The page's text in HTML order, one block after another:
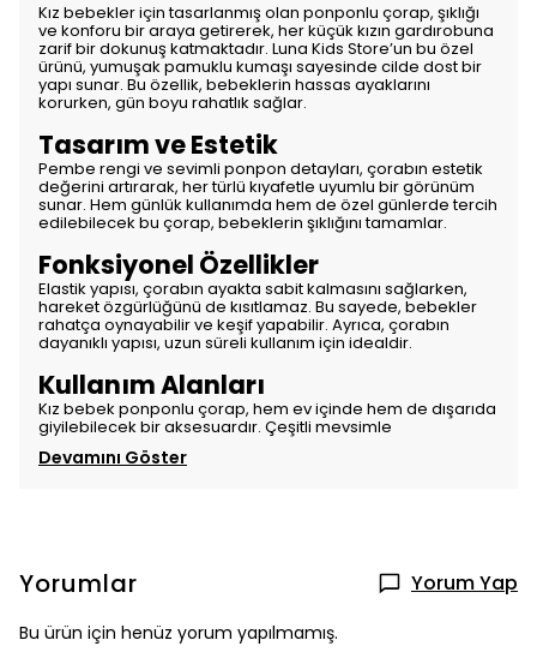
Kız bebekler için tasarlanmış olan ponponlu çorap, şıklığı
ve konforu bir araya getirerek, her küçük kızın gardırobuna
zarif bir dokunuş katmaktadır. Luna Kids Store’un bu özel
ürünü, yumuşak pamuklu kumaşı sayesinde cilde dost bir
yapı sunar. Bu özellik, bebeklerin hassas ayaklarını
korurken, gün boyu rahatlık sağlar.
Tasarım ve Estetik
Pembe rengi ve sevimli ponpon detayları, çorabın estetik
değerini artırarak, her türlü kıyafetle uyumlu bir görünüm
sunar. Hem günlük kullanımda hem de özel günlerde tercih
edilebilecek bu çorap, bebeklerin şıklığını tamamlar.
Fonksiyonel Özellikler
Elastik yapısı, çorabın ayakta sabit kalmasını sağlarken,
hareket özgürlüğünü de kısıtlamaz. Bu sayede, bebekler
rahatça oynayabilir ve keşif yapabilir. Ayrıca, çorabın
dayanıklı yapısı, uzun süreli kullanım için idealdir.
Kullanım Alanları
Kız bebek ponponlu çorap, hem ev içinde hem de dışarıda
giyilebilecek bir aksesuardır. Çeşitli mevsimle
Devamını Göster
Yorumlar Yorum Yap
Bu ürün için henüz yorum yapılmamış.